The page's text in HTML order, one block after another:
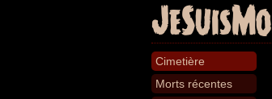
Cimetière
Morts récentes